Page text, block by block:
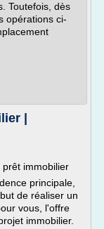
Toutefois, dès
opérations ci-
|
immobilier
principale,
de réaliser un
vous, l'offre
immobilier.